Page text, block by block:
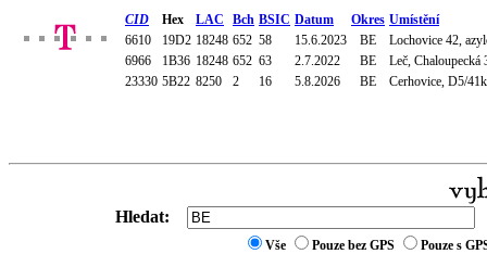
CID Hex LAC Bch BSIC Datum Okres Umístění
6610
19D2 18248 652 58 15.6.2023 BE
Lochovice 42,
6966
1B36 18248 652 63 2.7.2022 BE
Leč,
23330 5B22 8250 2 16 5.8.2026 BE Cerhovice, D5/
Hledat:
Vše Pouze bez GPS Pouze s